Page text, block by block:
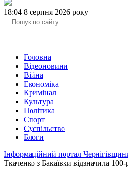
18:04 8 серпня 2026 року
Головна
Відеоновини
Війна
Економіка
Кримінал
Культура
Політика
Спорт
Суспільство
Блоги
Інформаційний портал
Ткаченко з Бакаївки відзначила